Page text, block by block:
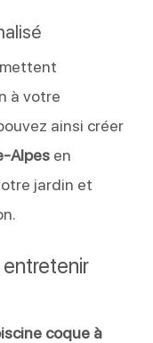
à votre
ainsi créer
Alpesen
jardin et
entretenir
coque à